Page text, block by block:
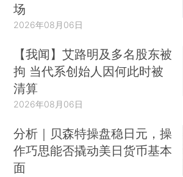
场
2026年08月06日
【我闻】艾路明及多名股东被
拘 当代系创始人因何此时被
清算
2026年08月06日
分析｜贝森特操盘稳日元，操
作巧思能否撬动美日货币基本
面